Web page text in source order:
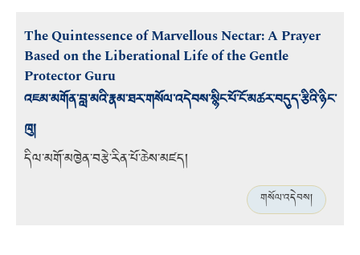
The Quintessence of Marvellous Nectar: A Prayer
Based on the Liberational Life of the Gentle
Protector Guru
འཇམ་མགོན་བླ་མའི་རྣམ་ཐར་གསོལ་འདེབས་སྙིང་པོ་ངོ་མཚར་བདུད་རྩིའི་ཉིང་
ཁུ།
དིལ་མགོ་མཁྱེན་བརྩེ་རིན་པོ་ཆེས་མཛད།
གསོལ་འདེབས།